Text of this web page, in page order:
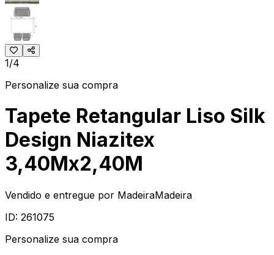
1/4
Personalize sua compra
Tapete Retangular Liso Silk
Design Niazitex
3,40Mx2,40M
Vendido e entregue por MadeiraMadeira
ID: 261075
Personalize sua compra